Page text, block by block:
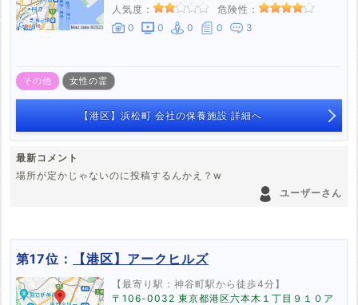
人気度：
危険性：
0
0 0 0 3
その他 女性の霊
【港区】浜松町 会社の保養施設 詳細へ
最新コメント
場所が定かじゃないのに投稿するんかえ？w
ユーザーさん
第17位： 【港区】アークヒルズ
【最寄り駅：神谷町駅から徒歩4分】
〒106-0032 東京都港区六本木１丁目９１０ア